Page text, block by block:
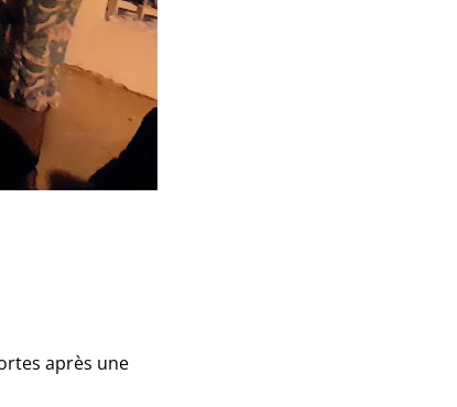
après une